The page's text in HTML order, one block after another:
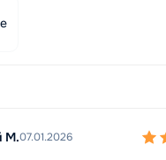
М.07.01.2026